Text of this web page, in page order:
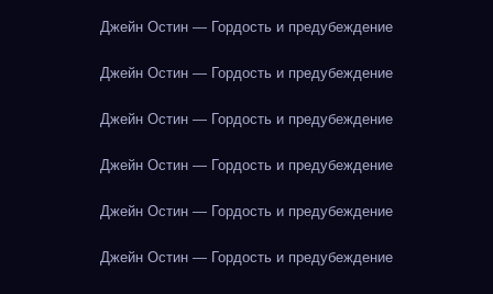
Джейн Остин — Гордость и предубеждение
Джейн Остин — Гордость и предубеждение
Джейн Остин — Гордость и предубеждение
Джейн Остин — Гордость и предубеждение
Джейн Остин — Гордость и предубеждение
Джейн Остин — Гордость и предубеждение